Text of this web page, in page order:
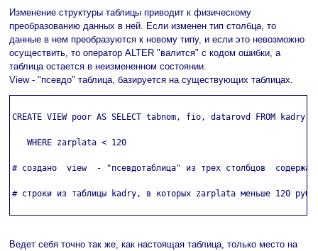
Изменение структуры таблицы приводит к физическому
преобразованию данных в ней. Если изменен тип столбца, то
данные в нем преобразуются к новому типу, и если это невозможно
осуществить, то оператор ALTER "валится" с кодом ошибки, а
таблица остается в неизмененном состоянии.
View - "псевдо" таблица, базируется на существующих таблицах.
CREATE VIEW poor AS SELECT tabnom, fio, datarovd FROM kadry
   WHERE zarplata < 120
# создано  view  - "псевдотаблица" из трех столбцов
# строки из таблицы kadry, в которых zarplata меньше 120
Ведет себя точно так же, как настоящая таблица, только место на